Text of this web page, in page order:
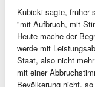
Kubicki sagte, früher
"mit Aufbruch, mit
Heute mache der
werde mit
Staat, also nicht
mit einer
Bevölkerung nicht,